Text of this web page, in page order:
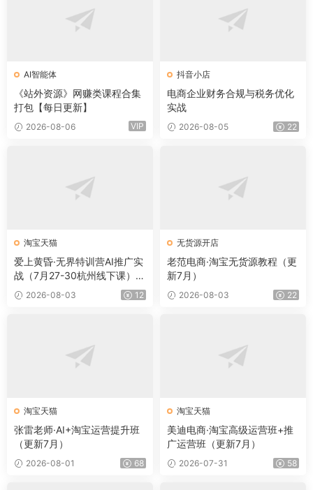
AI智能体
《站外资源》网赚类课程合集
打包【每日更新】
2026-08-06 VIP
抖音小店
电商企业财务合规与税务优化
实战
2026-08-05 22
淘宝天猫
爱上黄昏·无界特训营AI推广实
战（7月27-30杭州线下课）
【音频+字幕+pdf】
2026-08-03 12
无货源开店
老范电商·淘宝无货源教程（更
新7月）
2026-08-03 22
淘宝天猫
张雷老师·AI+淘宝运营提升班
（更新7月）
2026-08-01 68
淘宝天猫
美迪电商·淘宝高级运营班+推
广运营班（更新7月）
2026-07-31 58